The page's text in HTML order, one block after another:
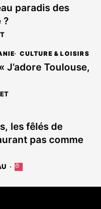
réservé
aux
abonnés
paradis des
?
CULTURE & LOISIRS
J’adore Toulouse,
les fêlés de
pas comme
Cet
est